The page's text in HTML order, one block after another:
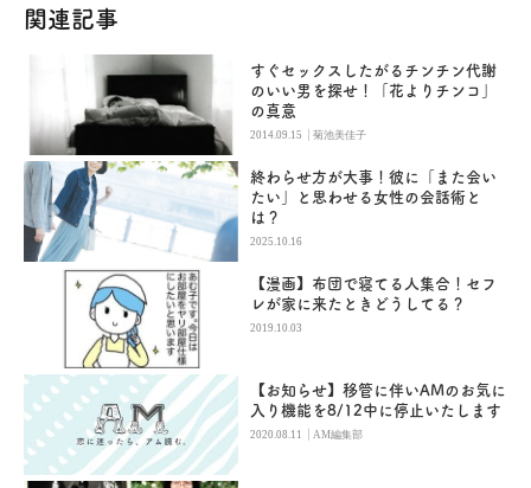
関連記事
すぐセックスしたがるチンチン代謝
のいい男を探せ！「花よりチンコ」
の真意
2014.09.15 |菊池美佳子
終わらせ方が大事！彼に「また会い
たい」と思わせる女性の会話術と
は？
2025.10.16
【漫画】布団で寝てる人集合！セフ
レが家に来たときどうしてる？
2019.10.03
【お知らせ】移管に伴いAMのお気に
入り機能を8/12中に停止いたします
2020.08.11 |AM編集部